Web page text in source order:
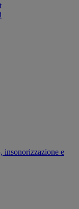
insonorizzazione e